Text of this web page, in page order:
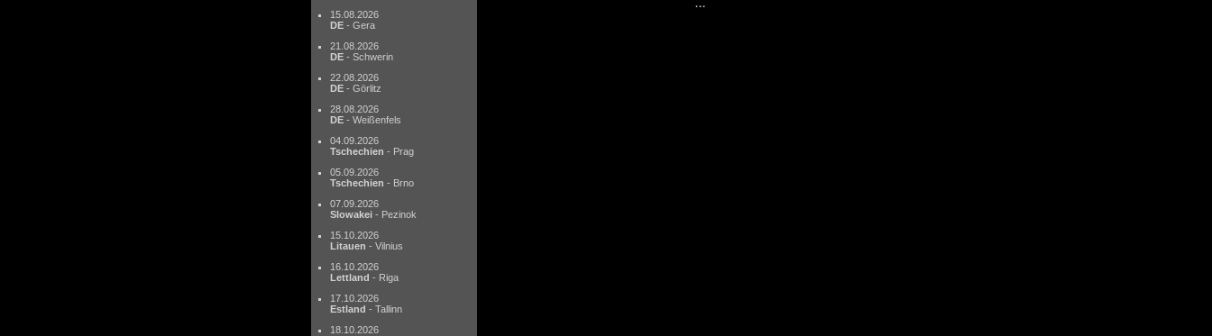
15.08.2026
DE - Gera
21.08.2026
DE - Schwerin
22.08.2026
DE - Görlitz
28.08.2026
DE - Weißenfels
04.09.2026
Tschechien - Prag
05.09.2026
Tschechien - Brno
07.09.2026
Slowakei - Pezinok
15.10.2026
Litauen - Vilnius
16.10.2026
Lettland - Riga
17.10.2026
Estland - Tallinn
18.10.2026
···